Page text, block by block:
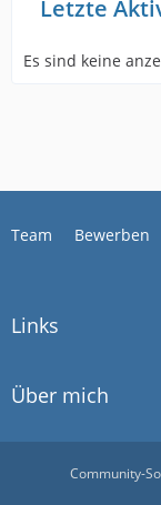
Letzte
Es sind keine
Team Bewerben
Links
Über mich
Community-